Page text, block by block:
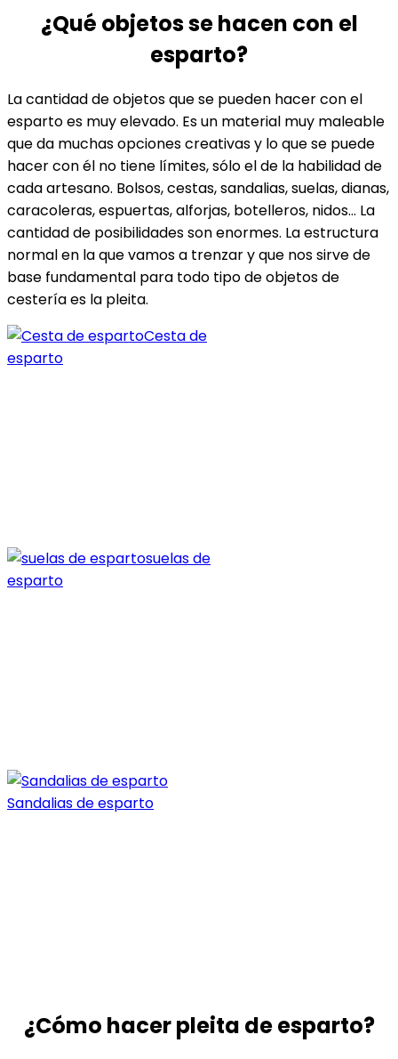
¿Qué objetos se hacen con el
esparto?
La cantidad de objetos que se pueden hacer con el
esparto es muy elevado. Es un material muy maleable
que da muchas opciones creativas y lo que se puede
hacer con él no tiene límites, sólo el de la habilidad de
cada artesano. Bolsos, cestas, sandalias, suelas, dianas,
caracoleras, espuertas, alforjas, botelleros, nidos… La
cantidad de posibilidades son enormes. La estructura
normal en la que vamos a trenzar y que nos sirve de
base fundamental para todo tipo de objetos de
cestería es la pleita.
Cesta de
esparto
suelas de
esparto
Sandalias de esparto
¿Cómo hacer pleita de esparto?